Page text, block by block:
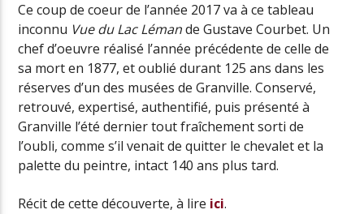
Ce coup de coeur de l’année 2017 va à ce tableau
inconnu Vue du Lac Lémande Gustave Courbet. Un
chef d’oeuvre réalisé l’année précédente de celle de
sa mort en 1877, et oublié durant 125 ans dans les
réserves d’un des musées de Granville. Conservé,
retrouvé, expertisé, authentifié, puis présenté à
Granville l’été dernier tout fraîchement sorti de
l’oubli, comme s’il venait de quitter le chevalet et la
palette du peintre, intact 140 ans plus tard.
Récit de cette découverte, à lire ici.